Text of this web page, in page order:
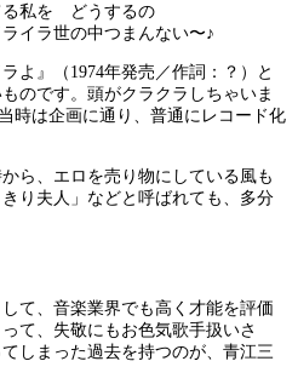
私を どうするの
イラ世の中つまんない〜♪
よ』（1974年発売／作詞：？）と
のです。頭がクラクラしちゃいま
時は企画に通り、普通にレコード化
ら、エロを売り物にしている風も
り夫人」などと呼ばれても、多分
て、音楽業界でも高く才能を評価
て、失敬にもお色気歌手扱いさ
しまった過去を持つのが、青江三